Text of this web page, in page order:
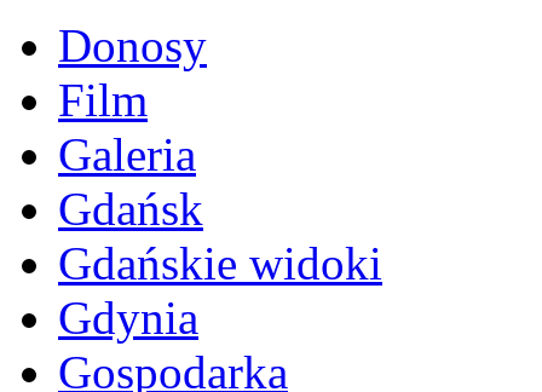
Donosy
Film
Galeria
Gdańsk
Gdańskie widoki
Gdynia
Gospodarka